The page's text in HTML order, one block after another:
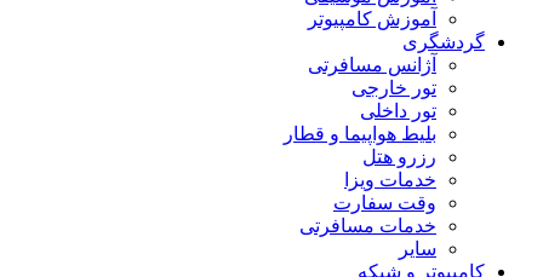
آموزش کامپیوتر
گردشگری
آژانس مسافرتی
تور خارجی
تور داخلی
بلیط هواپیما و قطار
رزرو هتل
خدمات ویزا
وقت سفارت
خدمات مسافرتی
سایر
کامپیوتر و شبکه